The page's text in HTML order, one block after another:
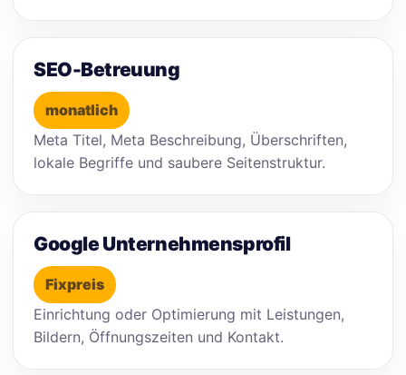
SEO-Betreuung
monatlich
Meta Titel, Meta Beschreibung, Überschriften,
lokale Begriffe und saubere Seitenstruktur.
Google Unternehmensprofil
Fixpreis
Einrichtung oder Optimierung mit Leistungen,
Bildern, Öffnungszeiten und Kontakt.